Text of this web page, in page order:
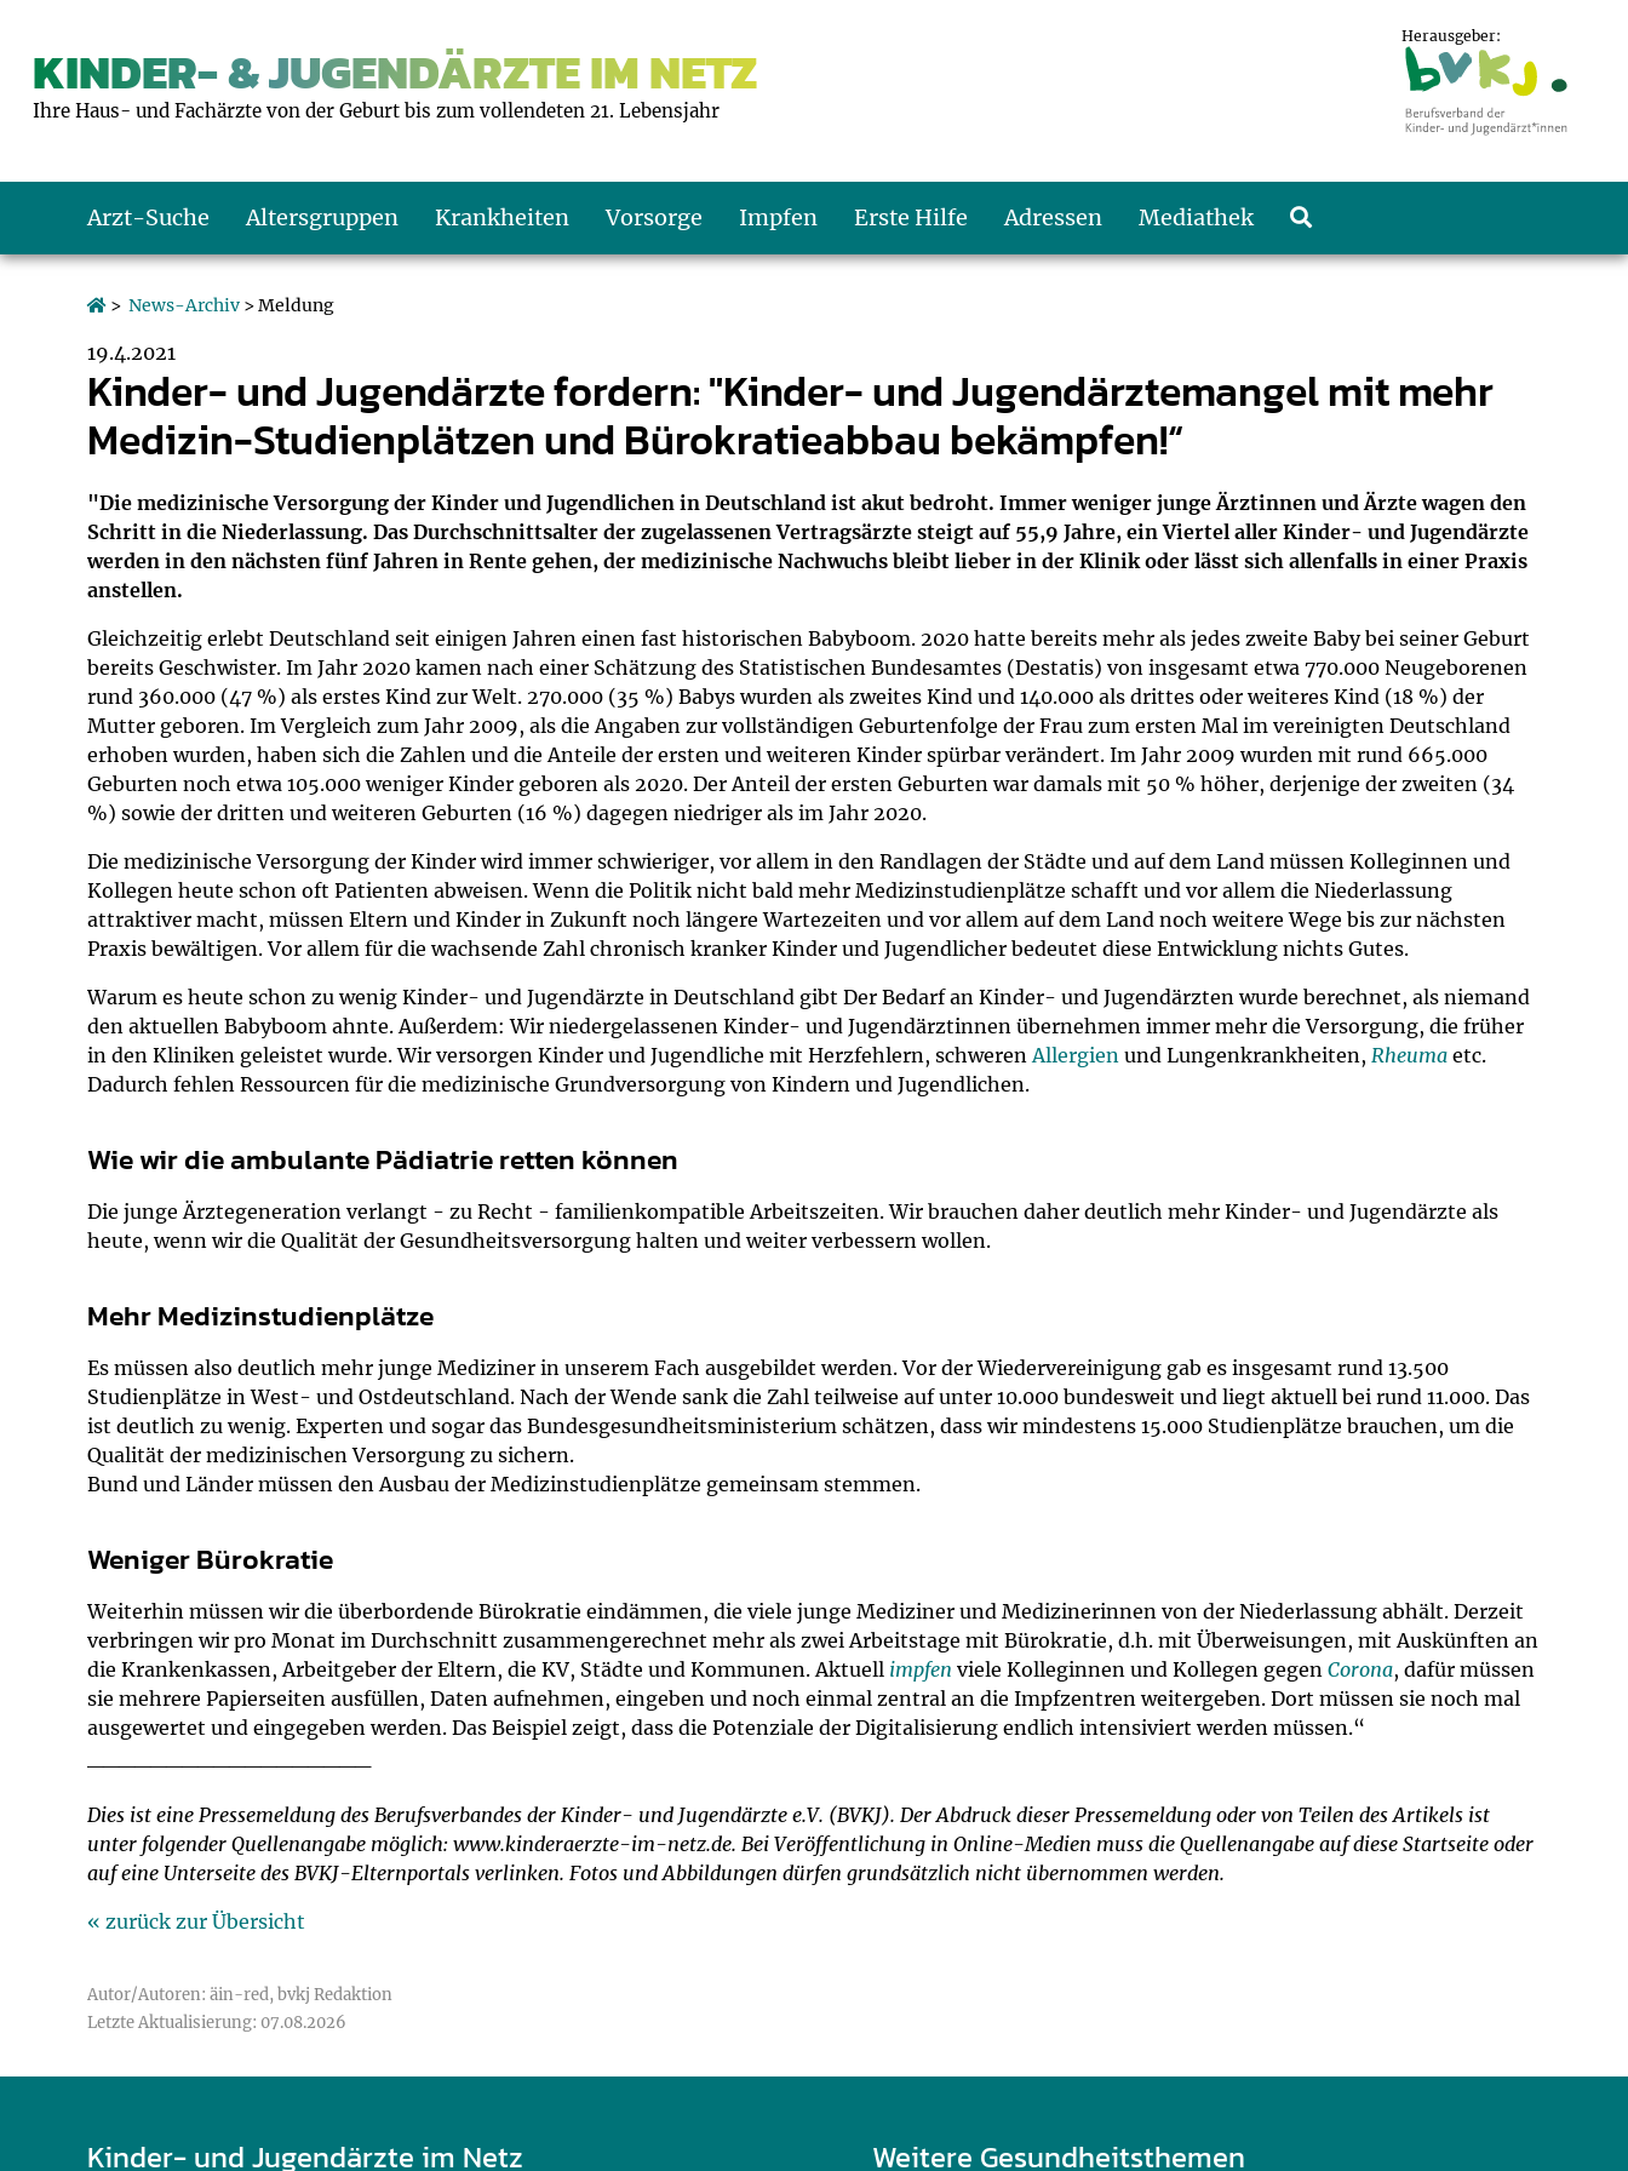
KINDER- & JUGENDÄRZTE IM NETZ
Ihre Haus- und Fachärzte von der Geburt bis zum vollendeten 21. Lebensjahr
Herausgeber:
Arzt-Suche Altersgruppen
Schulkinder
Jugendliche
Krankheiten Vorsorge
Schulkind: U10 bis U11
Teenager: J1 bis J2
Impfen
Was muss man beachten?
Impfreaktionen
Impfsicherheit
Häufige Fragen
Recht auf Impfung
Vorsorge- und Impferinnerung
Erste Hilfe
Hausapotheke
Sofortmaßnahmen
Notdienste
Adressen
Gesundheitsämter
Link-Tipps
Mediathek
Blutdruckrechner
Wachstum-Rechner
Empfehlungen zum Bildschirmmediengebrauch
Hörlexikon
Material zu den Vorsorgen
Entwicklungskalender
Broschüren und Informationsflyer
U0-Vorsorge
> News-Archiv > Meldung
19.4.2021
Kinder- und Jugendärzte fordern: "Kinder- und Jugendärztemangel mit mehr
Medizin-Studienplätzen und Bürokratieabbau bekämpfen!“
"Die medizinische Versorgung der Kinder und Jugendlichen in Deutschland ist akut bedroht. Immer weniger junge Ärztinnen und Ärzte wagen den
Schritt in die Niederlassung. Das Durchschnittsalter der zugelassenen Vertragsärzte steigt auf 55,9 Jahre, ein Viertel aller Kinder- und Jugendärzte
werden in den nächsten fünf Jahren in Rente gehen, der medizinische Nachwuchs bleibt lieber in der Klinik oder lässt sich allenfalls in einer Praxis
anstellen.
Gleichzeitig erlebt Deutschland seit einigen Jahren einen fast historischen Babyboom. 2020 hatte bereits mehr als jedes zweite Baby bei seiner Geburt
bereits Geschwister. Im Jahr 2020 kamen nach einer Schätzung des Statistischen Bundesamtes (Destatis) von insgesamt etwa 770.000 Neugeborenen
rund 360.000 (47 %) als erstes Kind zur Welt. 270.000 (35 %) Babys wurden als zweites Kind und 140.000 als drittes oder weiteres Kind (18 %) der
Mutter geboren. Im Vergleich zum Jahr 2009, als die Angaben zur vollständigen Geburtenfolge der Frau zum ersten Mal im vereinigten Deutschland
erhoben wurden, haben sich die Zahlen und die Anteile der ersten und weiteren Kinder spürbar verändert. Im Jahr 2009 wurden mit rund 665.000
Geburten noch etwa 105.000 weniger Kinder geboren als 2020. Der Anteil der ersten Geburten war damals mit 50 % höher, derjenige der zweiten (34
%) sowie der dritten und weiteren Geburten (16 %) dagegen niedriger als im Jahr 2020.
Die medizinische Versorgung der Kinder wird immer schwieriger, vor allem in den Randlagen der Städte und auf dem Land müssen Kolleginnen und
Kollegen heute schon oft Patienten abweisen. Wenn die Politik nicht bald mehr Medizinstudienplätze schafft und vor allem die Niederlassung
attraktiver macht, müssen Eltern und Kinder in Zukunft noch längere Wartezeiten und vor allem auf dem Land noch weitere Wege bis zur nächsten
Praxis bewältigen. Vor allem für die wachsende Zahl chronisch kranker Kinder und Jugendlicher bedeutet diese Entwicklung nichts Gutes.
Warum es heute schon zu wenig Kinder- und Jugendärzte in Deutschland gibt Der Bedarf an Kinder- und Jugendärzten wurde berechnet, als niemand
den aktuellen Babyboom ahnte. Außerdem: Wir niedergelassenen Kinder- und Jugendärztinnen übernehmen immer mehr die Versorgung, die früher
in den Kliniken geleistet wurde. Wir versorgen Kinder und Jugendliche mit Herzfehlern, schwerenAllergien und Lungenkrankheiten, Rheuma etc.
Dadurch fehlen Ressourcen für die medizinische Grundversorgung von Kindern und Jugendlichen.
Wie wir die ambulante Pädiatrie retten können
Die junge Ärztegeneration verlangt - zu Recht - familienkompatible Arbeitszeiten. Wir brauchen daher deutlich mehr Kinder- und Jugendärzte als
heute, wenn wir die Qualität der Gesundheitsversorgung halten und weiter verbessern wollen.
Mehr Medizinstudienplätze
Es müssen also deutlich mehr junge Mediziner in unserem Fach ausgebildet werden. Vor der Wiedervereinigung gab es insgesamt rund 13.500
Studienplätze in West- und Ostdeutschland. Nach der Wende sank die Zahl teilweise auf unter 10.000 bundesweit und liegt aktuell bei rund 11.000. Das
ist deutlich zu wenig. Experten und sogar das Bundesgesundheitsministerium schätzen, dass wir mindestens 15.000 Studienplätze brauchen, um die
Qualität der medizinischen Versorgung zu sichern.
Bund und Länder müssen den Ausbau der Medizinstudienplätze gemeinsam stemmen.
Weniger Bürokratie
Weiterhin müssen wir die überbordende Bürokratie eindämmen, die viele junge Mediziner und Medizinerinnen von der Niederlassung abhält. Derzeit
verbringen wir pro Monat im Durchschnitt zusammengerechnet mehr als zwei Arbeitstage mit Bürokratie, d.h. mit Überweisungen, mit Auskünften an
die Krankenkassen, Arbeitgeber der Eltern, die KV, Städte und Kommunen. Aktuell impfen viele Kolleginnen und Kollegen gegen Corona, dafür müssen
sie mehrere Papierseiten ausfüllen, Daten aufnehmen, eingeben und noch einmal zentral an die Impfzentren weitergeben. Dort müssen sie noch mal
ausgewertet und eingegeben werden. Das Beispiel zeigt, dass die Potenziale der Digitalisierung endlich intensiviert werden müssen.“
Dies ist eine Pressemeldung des Berufsverbandes der Kinder- und Jugendärzte e.V. (BVKJ). Der Abdruck dieser Pressemeldung oder von Teilen des Artikels ist
unter folgender Quellenangabe möglich: www.kinderaerzte-im-netz.de. Bei Veröffentlichung in Online-Medien muss die Quellenangabe auf diese Startseite oder
auf eine Unterseite des BVKJ-Elternportals verlinken. Fotos und Abbildungen dürfen grundsätzlich nicht übernommen werden.
« zurück zur Übersicht
Autor/Autoren: äin-red, bvkj Redaktion
Letzte Aktualisierung: 07.08.2026
Kinder- und Jugendärzte im Netz Weitere Gesundheitsthemen